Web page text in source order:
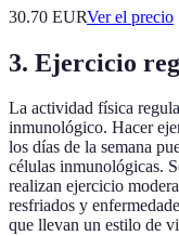
30.70 EURVer el precio
3. Ejercicio
La actividad física
inmunológico. Hacer
los días de la semana
células inmunológicas.
realizan ejercicio
resfriados y
que llevan un estilo de